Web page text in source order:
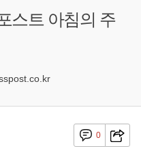
스트 아침의 주
0